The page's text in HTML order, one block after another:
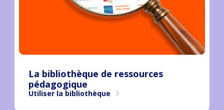
La bibliothèque de ressources
pédagogique
Utiliser la bibliothèque